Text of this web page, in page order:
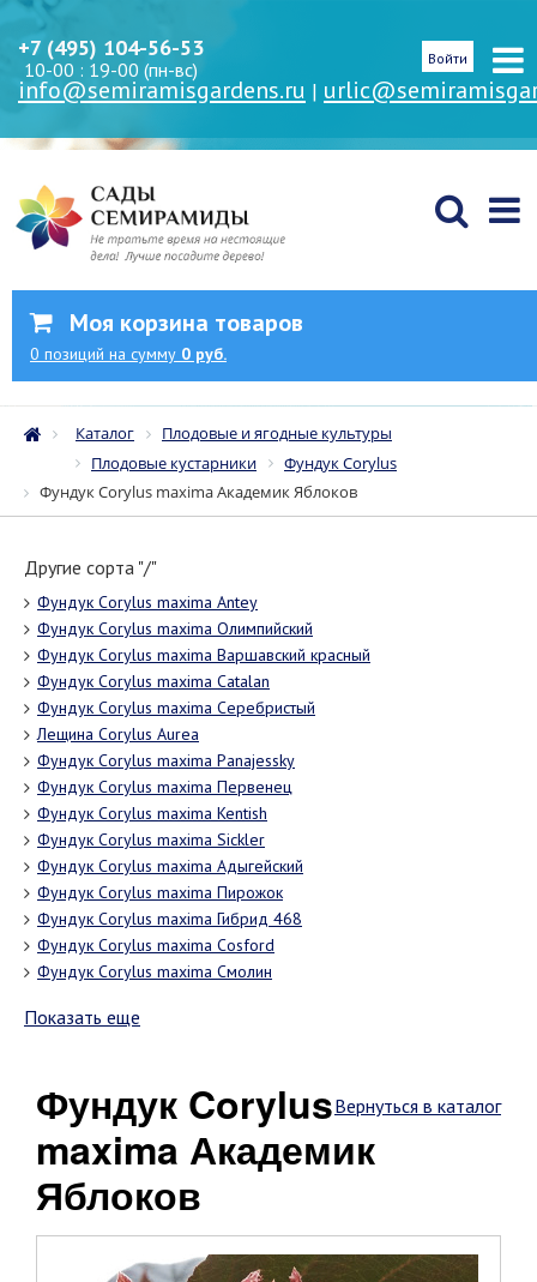
+7 (495) 104-56-53
10-00 : 19-00 (пн-вс)
info@semiramisgardens.ru |
Войти
Моя корзина товаров
0 позиций на сумму 0 руб.
Каталог
Плодовые и ягодные культуры
Плодовые кустарники
Фундук Corylus
Фундук Corylus maxima Академик Яблоков
Другие сорта "/"
Фундук Corylus maxima Antey
Фундук Corylus maxima Олимпийский
Фундук Corylus maxima Варшавский красный
Фундук Corylus maxima Catalan
Фундук Corylus maxima Серебристый
Лещина Corylus Aurea
Фундук Corylus maxima Panajessky
Фундук Corylus maxima Первенец
Фундук Corylus maxima Kentish
Фундук Corylus maxima Sickler
Фундук Corylus maxima Адыгейский
Фундук Corylus maxima Пирожок
Фундук Corylus maxima Гибрид 468
Фундук Corylus maxima Cosford
Фундук Corylus maxima Смолин
Показать еще
Вернуться в каталог
Фундук Corylus
maxima Академик
Яблоков